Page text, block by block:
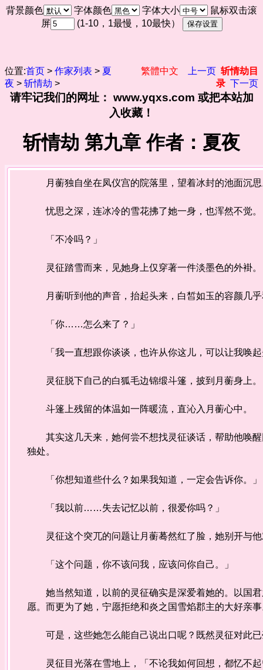
背景颜色 字体颜色 字体大小
鼠标双击滚
屏
(1-10，1最慢，10最快）
位置:首页 > 作家列表 > 夏
夜 > 斩情劫 >
繁體中文 上一页 斩情劫目
录 下一页
请牢记我们的网址： www.yqxs.com 或把本站加
入收藏！
斩情劫 第九章 作者：夏夜
月蘅独自坐在凤仪宫的院落里，望着冰封的池面沉
忧思之深，连冰冷的雪花拂了她一身，也浑然不觉。
「不冷吗？」
灵征踏雪而来，见她身上仅穿著一件淡墨色的外褂。
月蘅听到他的声音，抬起头来，白皙如玉的容颜几乎
「你……怎么来了？」
「我一直想跟你谈谈，也许从你这儿，可以让我唤起
灵征脱下自己的白狐毛边锦缎斗篷，披到月蘅身上。
斗篷上残留的体温如一阵暖流，直沁入月蘅心中。
其实这几天来，她何尝不想找灵征谈话，帮助他唤醒
独处。
「你想知道些什么？如果我知道，一定会告诉你。」
「我以前……失去记忆以前，很爱你吗？」
灵征这个突兀的问题让月蘅蓦然红了脸，她别开与他
「这个问题，你不该问我，应该问你自己。」
她当然知道，以前的灵征确实是深爱着她的。以国君
愿。而更为了她，宁愿拒绝和炎之国雪焰郡主的大好亲
可是，这些她怎么能自己说出口呢？既然灵征对此已
灵征目光落在雪地上，「不论我如何回想，都忆不起